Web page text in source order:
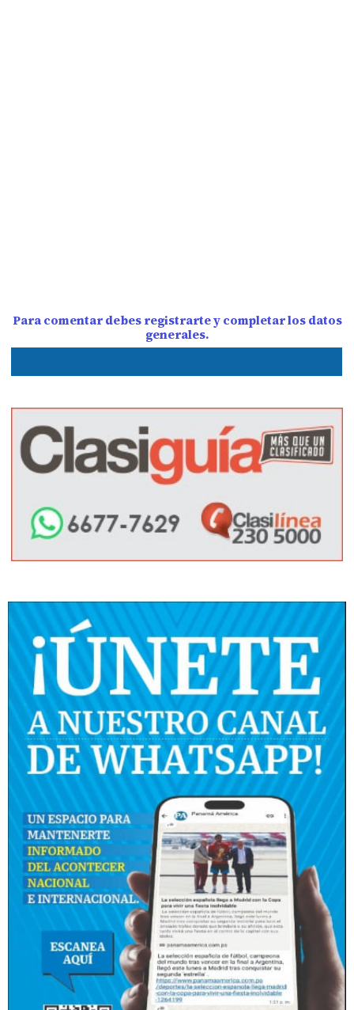
Para comentar debes registrarte y completar los datos
generales.